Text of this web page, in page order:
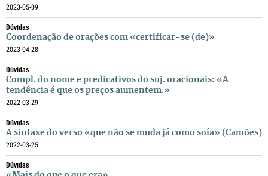
2023-05-09
Dúvidas
Coordenação de orações com «certificar-se (de)»
2023-04-28
Dúvidas
Compl. do nome e predicativos do suj. oracionais: «A
tendência é que os preços aumentem.»
2022-03-29
Dúvidas
A sintaxe do verso «que não se muda já como soía» (Camões)
2022-03-25
Dúvidas